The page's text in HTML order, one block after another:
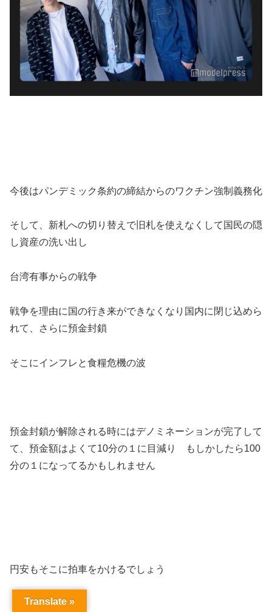
今後はパンデミック条約の締結からのワクチン強制義務化
そして、新札への切り替えで旧札を使えなくして国民の隠
し資産の洗い出し
台湾有事からの戦争
戦争を理由に国の行き来ができなくなり国内に閉じ込めら
れて、さらに預金封鎖
そこにインフレと食糧危機の波
預金封鎖が解除される時にはデノミネーションが完了して
て、預金額はよくて10分の１に目減り もしかしたら100
分の１になってるかもしれません
円安もそこに拍車をかけるでしょう
Translate »